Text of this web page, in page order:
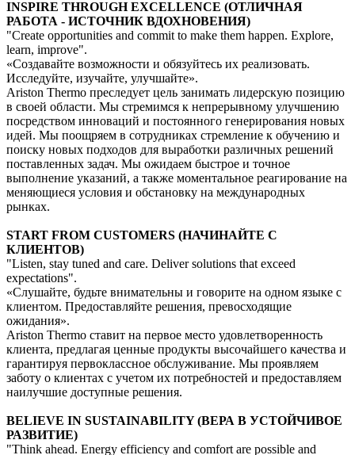
INSPIRE THROUGH EXCELLENCE (ОТЛИЧНАЯ
РАБОТА - ИСТОЧНИК ВДОХНОВЕНИЯ)
"Create opportunities and commit to make them happen. Explore,
learn, improve".
«Создавайте возможности и обязуйтесь их реализовать.
Исследуйте, изучайте, улучшайте».
Ariston Thermo преследует цель занимать лидерскую позицию
в своей области. Мы стремимся к непрерывному улучшению
посредством инноваций и постоянного генерирования новых
идей. Мы поощряем в сотрудниках стремление к обучению и
поиску новых подходов для выработки различных решений
поставленных задач. Мы ожидаем быстрое и точное
выполнение указаний, а также моментальное реагирование на
меняющиеся условия и обстановку на международных
рынках.
START FROM CUSTOMERS (НАЧИНАЙТЕ С
КЛИЕНТОВ)
"Listen, stay tuned and care. Deliver solutions that exceed
expectations".
«Слушайте, будьте внимательны и говорите на одном языке с
клиентом. Предоставляйте решения, превосходящие
ожидания».
Ariston Thermo ставит на первое место удовлетворенность
клиента, предлагая ценные продукты высочайшего качества и
гарантируя первоклассное обслуживание. Мы проявляем
заботу о клиентах с учетом их потребностей и предоставляем
наилучшие доступные решения.
BELIEVE IN SUSTAINABILITY (ВЕРА В УСТОЙЧИВОЕ
РАЗВИТИЕ)
"Think ahead. Energy efficiency and comfort are possible and